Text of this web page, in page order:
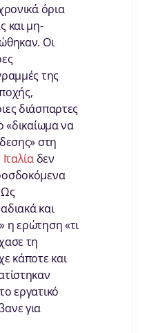
όρια
και μη-
Οι
της
διάσπαρτες
«δικαίωμα να
στη
Iταλίαδεν
και
η ερώτηση «τι
τη
κάποτε και
εργατικό
για